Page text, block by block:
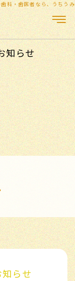
科・歯医者なら、うちうみ
知らせ
知らせ